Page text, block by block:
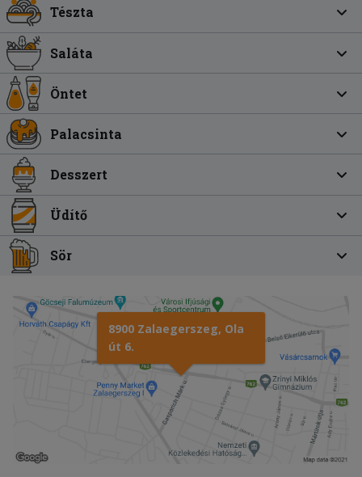
Tészta
Saláta
Öntet
Palacsinta
Desszert
Üdítő
Sör
8900 Zalaegerszeg, Ola
út 6.